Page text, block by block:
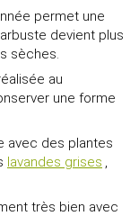
permet une
devient plus
sèches.
au
une forme
avec des plantes
lavandes grises ,
très bien avec